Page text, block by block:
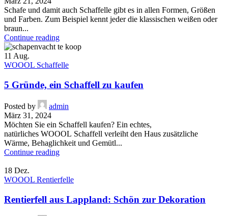
Schafe und damit auch Schaffelle gibt es in allen Formen, Größen
und Farben. Zum Beispiel kennt jeder die klassischen weißen oder
braun...
Continue reading
11 Aug.
WOOOL Schaffelle
5 Gründe, ein Schaffell zu kaufen
Posted by
admin
März 31, 2024
Möchten Sie ein Schaffell kaufen? Ein echtes,
natürliches WOOOL Schaffell verleiht den Haus zusätzliche
Wärme, Behaglichkeit und Gemütl...
Continue reading
18 Dez.
WOOOL Rentierfelle
Rentierfell aus Lappland: Schön zur Dekoration